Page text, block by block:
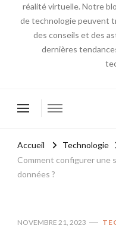
réalité virtuelle. Notre
de technologie peuvent
des conseils et des
dernières
Accueil
Technologie
Comment configurer une
données ?
NOVEMBRE 21, 2023